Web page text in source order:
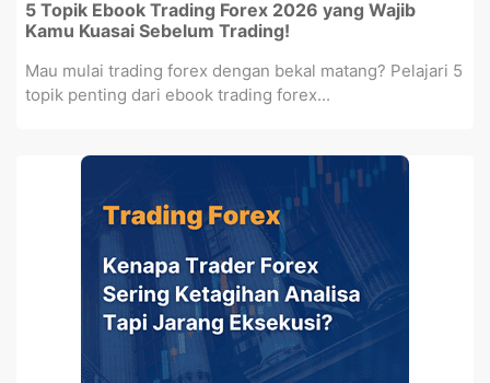
5 Topik Ebook Trading Forex 2026 yang Wajib
Kamu Kuasai Sebelum Trading!
Mau mulai trading forex dengan bekal matang? Pelajari 5
topik penting dari ebook trading forex...